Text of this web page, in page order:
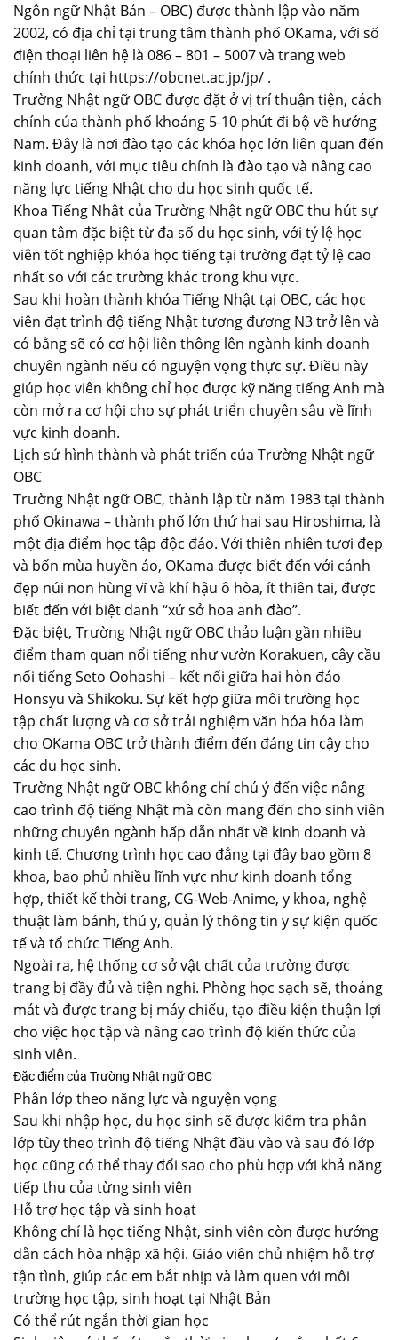
Ngôn ngữ Nhật Bản – OBC) được thành lập vào năm
2002, có địa chỉ tại trung tâm thành phố OKama, với số
điện thoại liên hệ là 086 – 801 – 5007 và trang web
chính thức tại https://obcnet.ac.jp/jp/ .
Trường Nhật ngữ OBC được đặt ở vị trí thuận tiện, cách
chính của thành phố khoảng 5-10 phút đi bộ về hướng
Nam. Đây là nơi đào tạo các khóa học lớn liên quan đến
kinh doanh, với mục tiêu chính là đào tạo và nâng cao
năng lực tiếng Nhật cho du học sinh quốc tế.
Khoa Tiếng Nhật của Trường Nhật ngữ OBC thu hút sự
quan tâm đặc biệt từ đa số du học sinh, với tỷ lệ học
viên tốt nghiệp khóa học tiếng tại trường đạt tỷ lệ cao
nhất so với các trường khác trong khu vực.
Sau khi hoàn thành khóa Tiếng Nhật tại OBC, các học
viên đạt trình độ tiếng Nhật tương đương N3 trở lên và
có bằng sẽ có cơ hội liên thông lên ngành kinh doanh
chuyên ngành nếu có nguyện vọng thực sự. Điều này
giúp học viên không chỉ học được kỹ năng tiếng Anh mà
còn mở ra cơ hội cho sự phát triển chuyên sâu về lĩnh
vực kinh doanh.
Lịch sử hình thành và phát triển của Trường Nhật ngữ
OBC
Trường Nhật ngữ OBC, thành lập từ năm 1983 tại thành
phố Okinawa – thành phố lớn thứ hai sau Hiroshima, là
một địa điểm học tập độc đáo. Với thiên nhiên tươi đẹp
và bốn mùa huyền ảo, OKama được biết đến với cảnh
đẹp núi non hùng vĩ và khí hậu ô hòa, ít thiên tai, được
biết đến với biệt danh “xứ sở hoa anh đào”.
Đặc biệt, Trường Nhật ngữ OBC thảo luận gần nhiều
điểm tham quan nổi tiếng như vườn Korakuen, cây cầu
nổi tiếng Seto Oohashi – kết nối giữa hai hòn đảo
Honsyu và Shikoku. Sự kết hợp giữa môi trường học
tập chất lượng và cơ sở trải nghiệm văn hóa hóa làm
cho OKama OBC trở thành điểm đến đáng tin cậy cho
các du học sinh.
Trường Nhật ngữ OBC không chỉ chú ý đến việc nâng
cao trình độ tiếng Nhật mà còn mang đến cho sinh viên
những chuyên ngành hấp dẫn nhất về kinh doanh và
kinh tế. Chương trình học cao đẳng tại đây bao gồm 8
khoa, bao phủ nhiều lĩnh vực như kinh doanh tổng
hợp, thiết kế thời trang, CG-Web-Anime, y khoa, nghệ
thuật làm bánh, thú y, quản lý thông tin y sự kiện quốc
tế và tổ chức Tiếng Anh.
Ngoài ra, hệ thống cơ sở vật chất của trường được
trang bị đầy đủ và tiện nghi. Phòng học sạch sẽ, thoáng
mát và được trang bị máy chiếu, tạo điều kiện thuận lợi
cho việc học tập và nâng cao trình độ kiến ​​thức của
sinh viên.
Đặc điểm của Trường Nhật ngữ OBC
Phân lớp theo năng lực và nguyện vọng
Sau khi nhập học, du học sinh sẽ được kiểm tra phân
lớp tùy theo trình độ tiếng Nhật đầu vào và sau đó lớp
học cũng có thể thay đổi sao cho phù hợp với khả năng
tiếp thu của từng sinh viên
Hỗ trợ học tập và sinh hoạt
Không chỉ là học tiếng Nhật, sinh viên còn được hướng
dẫn cách hòa nhập xã hội. Giáo viên chủ nhiệm hỗ trợ
tận tình, giúp các em bắt nhịp và làm quen với môi
trường học tập, sinh hoạt tại Nhật Bản
Có thể rút ngắn thời gian học